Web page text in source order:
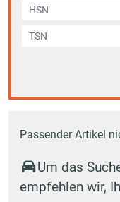
Passender Artikel
Um das
empfehlen wir,